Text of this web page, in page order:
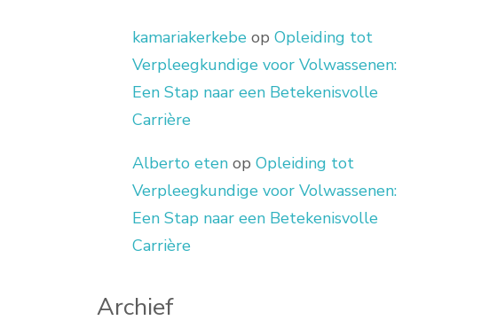
kamariakerkebe opOpleiding tot
Verpleegkundige voor Volwassenen:
Een Stap naar een Betekenisvolle
Carrière
Alberto eten opOpleiding tot
Verpleegkundige voor Volwassenen:
Een Stap naar een Betekenisvolle
Carrière
Archief